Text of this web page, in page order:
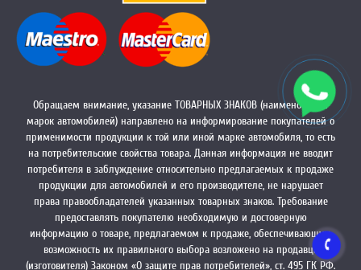
Обращаем внимание, указание ТОВАРНЫХ ЗНАКОВ (наименований
марок автомобилей) направлено на информирование покупателей о
применимости продукции к той или иной марке автомобиля, то есть
на потребительские свойства товара. Данная информация не вводит
потребителя в заблуждение относительно предлагаемых к продаже
продукции для автомобилей и его производителе, не нарушает
права правообладателей указанных товарных знаков. Требование
предоставлять покупателю необходимую и достоверную
информацию о товаре, предлагаемом к продаже, обеспечивающую
возможность их правильного выбора возложено на продавца
(изготовителя) Законом «О защите прав потребителей», ст. 495 ГК РФ.